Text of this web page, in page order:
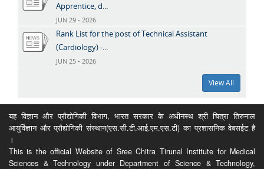
Apprentice, d...
JUN 29 - 2026
Rank List for the post of Technical Assistant
(Cardiology) -...
JUN 25 - 2026
View All
यह विज्ञान और प्रौद्योगिकी विभाग, भारत सरकार के अधीनस्थ श्री चित्रा तिरुनाल
आयुर्विज्ञान और प्रौद्योगिकी संस्थान(एस.सी.टी.आई.एम.एस.टी) का प्रशासनिक वेबसईट है
।
This is the official Website of Sree Chitra Tirunal Institute for Medical
Sciences & Technology under Department of Science & Technology,